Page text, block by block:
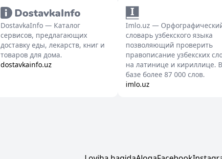
DostavkaInfo — Каталог
сервисов, предлагающих
доставку еды, лекарств, книг и
товаров для дома.
dostavkainfo.uz
Imlo.uz —
словарь узбекского языка
позволяющий проверить
правописание узбекских
на латинице и кириллице. В
базе более 87 000 слов.
imlo.uz